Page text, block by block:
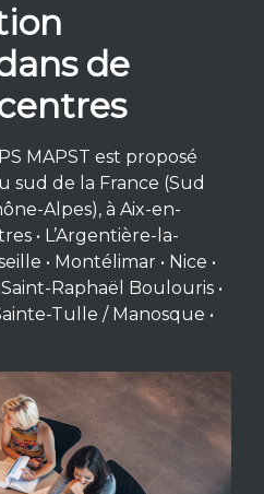
de
MAPST est proposé
sud de la France (Sud
Alpes), à Aix-en-
• L’Argentière-la-
• Montélimar • Nice •
Raphaël Boulouris •
Tulle / Manosque •